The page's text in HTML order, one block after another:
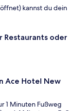
kannst du dein
Restaurants oder
Ace Hotel New
1 Minuten Fußweg